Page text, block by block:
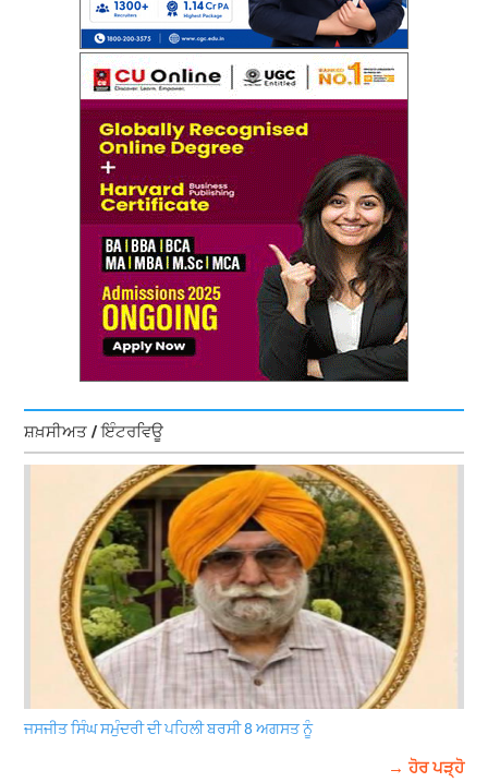
ਸ਼ਖ਼ਸੀਅਤ / ਇੰਟਰਵਿਊ
ਜਸਜੀਤ ਸਿੰਘ ਸਮੁੰਦਰੀ ਦੀ ਪਹਿਲੀ ਬਰਸੀ 8 ਅਗਸਤ ਨੂੰ
→ ਹੋਰ ਪੜ੍ਹੋ